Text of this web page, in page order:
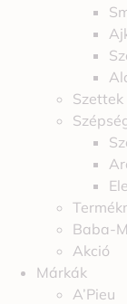
Szettek
Baba-
Akció
Márkák
A’Pieu